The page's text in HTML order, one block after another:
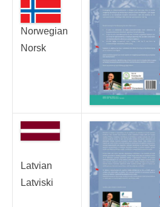
Norwegian
Norsk
Latvian
Latviski